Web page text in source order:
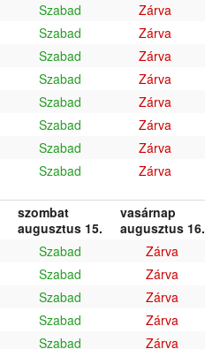
Szabad Zárva
Szabad Zárva
Szabad Zárva
Szabad Zárva
Szabad Zárva
Szabad Zárva
Szabad Zárva
Szabad Zárva
szombat
augusztus 15.
vasárnap
augusztus 16.
Szabad Zárva
Szabad Zárva
Szabad Zárva
Szabad Zárva
Szabad Zárva